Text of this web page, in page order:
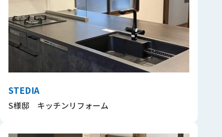
STEDIA
S様邸 キッチンリフォーム